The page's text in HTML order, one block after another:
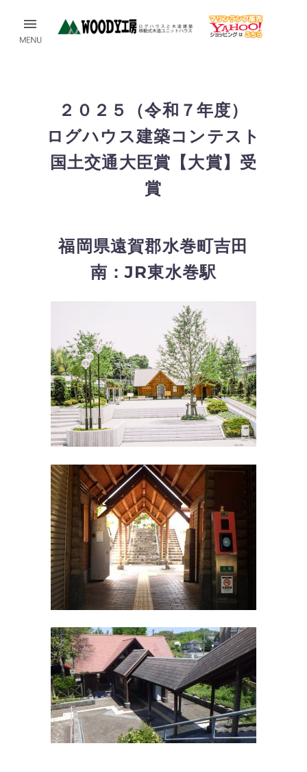
２０２５（令和７年度）
ログハウス建築コンテスト
国土交通大臣賞【大賞】受
賞
福岡県遠賀郡水巻町吉田
南：JR東水巻駅